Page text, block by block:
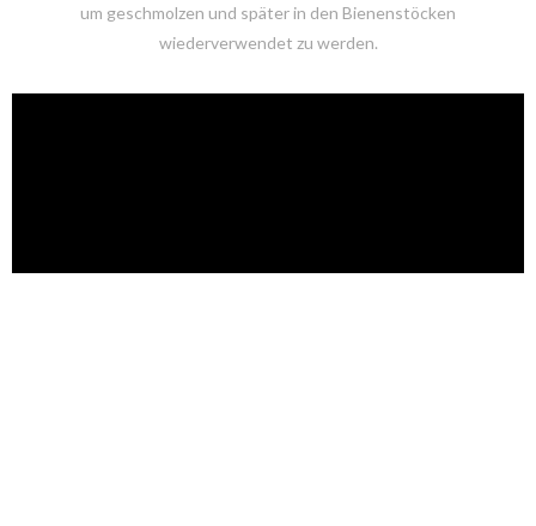
um geschmolzen und später in den Bienenstöcken
wiederverwendet zu werden.